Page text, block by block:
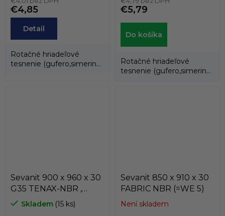
€4,85
Detail
Rotačné hriadeľové
tesnenie (gufero,simering)
€5,79
Do košíka
Rotačné hriadeľové
tesnenie (gufero,simering)
Sevanit 900 x 960 x 30
G35 TENAX-NBR ,
COLOMBO
Skladem (15 ks)
Sevanit 850 x 910 x 30
FABRIC NBR (=WE 5)
Není skladem